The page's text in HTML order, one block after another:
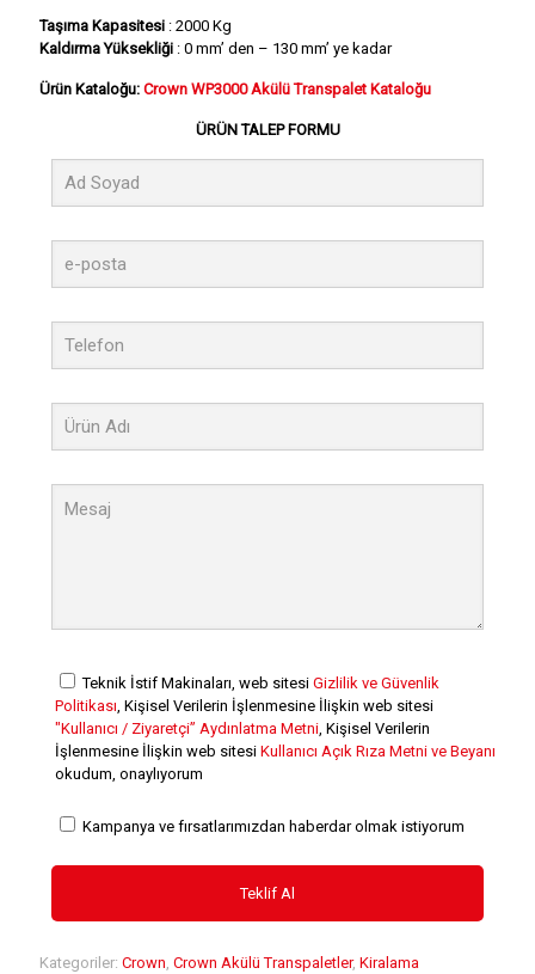
Taşıma Kapasitesi : 2000 Kg
Kaldırma Yüksekliği : 0 mm’ den – 130 mm’ ye kadar
Ürün Kataloğu: Crown WP3000 Akülü Transpalet Kataloğu
ÜRÜN TALEP FORMU
Teknik İstif Makinaları, web sitesi Gizlilik ve Güvenlik
Politikası, Kişisel Verilerin İşlenmesine İlişkin web sitesi
"Kullanıcı / Ziyaretçi” Aydınlatma Metni, Kişisel Verilerin
İşlenmesine İlişkin web sitesi Kullanıcı Açık Rıza Metni ve Beyanı
okudum, onaylıyorum
Kampanya ve fırsatlarımızdan haberdar olmak istiyorum
Kategoriler: Crown, Crown Akülü Transpaletler, Kiralama